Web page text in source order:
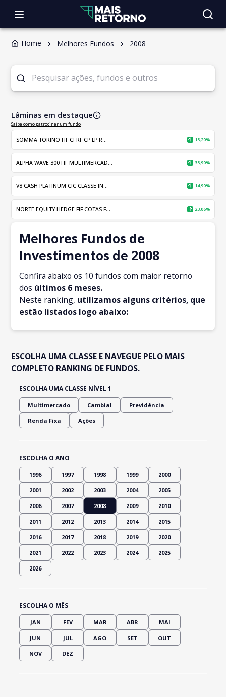
Home Melhores Fundos 2008
Lâminas em destaque
Saiba como patrocinar um fundo
SOMMA TORINO FIF CI RF CP LP R... 15,20%
ALPHA WAVE 300 FIF MULTIMERCAD... 35,90%
V8 CASH PLATINUM CIC CLASSE IN... 14,90%
NORTE EQUITY HEDGE FIF COTAS F... 23,06%
Melhores Fundos de
Investimentos de 2008
Confira abaixo os 10 fundos com maior retorno
dos últimos 6 meses.
Neste ranking, utilizamos alguns critérios, que
estão listados logo abaixo:
ESCOLHA UMA CLASSE E NAVEGUE PELO MAIS
COMPLETO RANKING DE FUNDOS.
ESCOLHA UMA CLASSE NÍVEL 1
Multimercado Cambial Previdência
Renda Fixa Ações
ESCOLHA O ANO
1996 1997 1998 1999 2000
2001 2002 2003 2004 2005
2006 2007 2008 2009 2010
2011 2012 2013 2014 2015
2016 2017 2018 2019 2020
2021 2022 2023 2024 2025
2026
ESCOLHA O MÊS
JAN FEV MAR ABR MAI
JUN JUL AGO SET OUT
NOV DEZ